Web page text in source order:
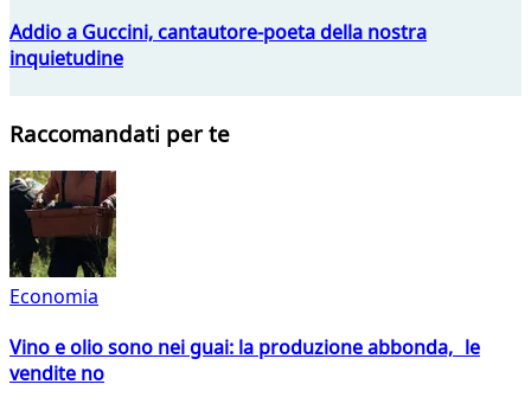
Addio a Guccini, cantautore-poeta della nostra
inquietudine
Raccomandati per te
Economia
Vino e olio sono nei guai: la produzione abbonda, le
vendite no